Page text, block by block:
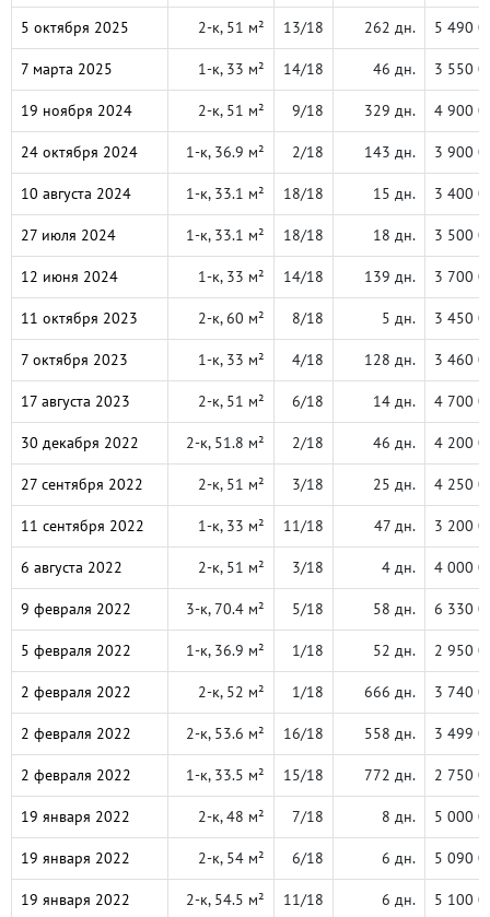
5 октября 2025 2-к, 51 м² 13/18 262 дн. 5 490
7 марта 2025 1-к, 33 м² 14/18 46 дн. 3 550
19 ноября 2024 2-к, 51 м² 9/18 329 дн. 4 900
24 октября 2024 1-к, 36.9 м² 2/18 143 дн. 3 900
10 августа 2024 1-к, 33.1 м² 18/18 15 дн. 3 400
27 июля 2024 1-к, 33.1 м² 18/18 18 дн. 3 500
12 июня 2024 1-к, 33 м² 14/18 139 дн. 3 700
11 октября 2023 2-к, 60 м² 8/18 5 дн. 3 450
7 октября 2023 1-к, 33 м² 4/18 128 дн. 3 460
17 августа 2023 2-к, 51 м² 6/18 14 дн. 4 700
30 декабря 2022 2-к, 51.8 м² 2/18 46 дн. 4 200
27 сентября 2022 2-к, 51 м² 3/18 25 дн. 4 250
11 сентября 2022 1-к, 33 м² 11/18 47 дн. 3 200
6 августа 2022 2-к, 51 м² 3/18 4 дн. 4 000
9 февраля 2022 3-к, 70.4 м² 5/18 58 дн. 6 330
5 февраля 2022 1-к, 36.9 м² 1/18 52 дн. 2 950
2 февраля 2022 2-к, 52 м² 1/18 666 дн. 3 740
2 февраля 2022 2-к, 53.6 м² 16/18 558 дн. 3 499
2 февраля 2022 1-к, 33.5 м² 15/18 772 дн. 2 750
19 января 2022 2-к, 48 м² 7/18 8 дн. 5 000
19 января 2022 2-к, 54 м² 6/18 6 дн. 5 090
19 января 2022 2-к, 54.5 м² 11/18 6 дн. 5 100